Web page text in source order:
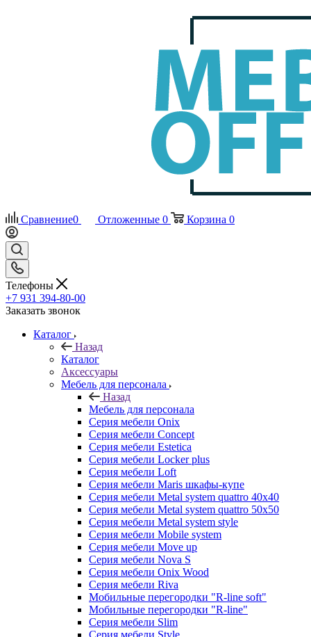
Сравнение0 Отложенные 0 Корзина 0
Телефоны
+7 931 394-80-00
Заказать звонок
Каталог
Назад
Каталог
Аксессуары
Мебель для персонала
Назад
Мебель для персонала
Серия мебели Onix
Серия мебели Concept
Серия мебели Estetica
Серия мебели Locker plus
Серия мебели Loft
Серия мебели Maris шкафы-купе
Серия мебели Metal system quattro 40x40
Серия мебели Metal system quattro 50x50
Серия мебели Metal system style
Серия мебели Mobile system
Серия мебели Move up
Серия мебели Nova S
Серия мебели Onix Wood
Серия мебели Riva
Мобильные перегородки "R-line soft"
Мобильные перегородки "R-line"
Серия мебели Slim
Серия мебели Style